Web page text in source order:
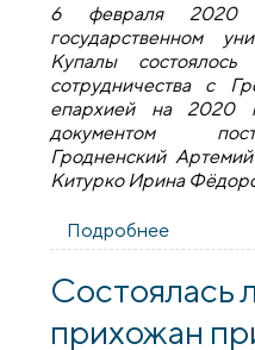
6 февраля 2020
государственном
Купалы состоялось
сотрудничества с
епархией на 2020
документом
Гродненский
Китурко Ирина
Подробнее
2020 год
Состоялась
прихожан